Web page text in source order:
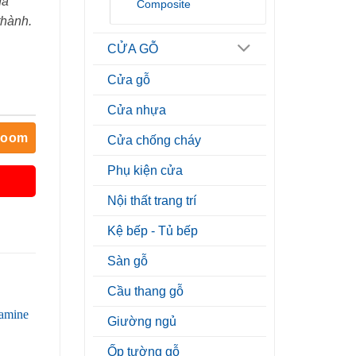
Composite
CỬA GỖ
Cửa gỗ
Cửa nhựa
Cửa chống cháy
Phụ kiện cửa
Nội thất trang trí
Kệ bếp - Tủ bếp
Sàn gỗ
Cầu thang gỗ
Giường ngủ
Ốp tường gỗ